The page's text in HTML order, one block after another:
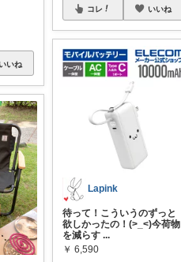
いね
コレ いいね
Lapink
待って！こういうのずっと
欲しかったの！(>_<)今荷物
を減らす ...
￥ 6,590